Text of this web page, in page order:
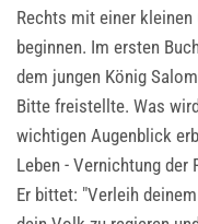
Rechts mit einer
beginnen. Im ersten
dem jungen König
Bitte freistellte. Was
wichtigen Augenblick
Leben - Vernichtung der
Er bittet: "Verleih